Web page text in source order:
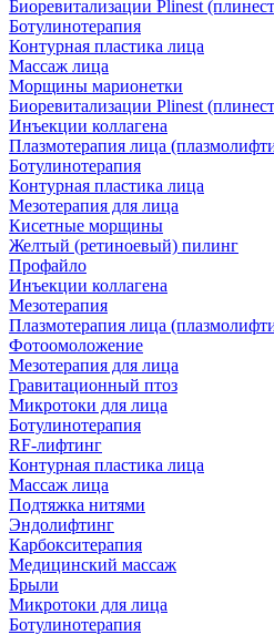
Биоревитализации Plinest
Ботулинотерапия
Контурная пластика лица
Массаж лица
Морщины марионетки
Биоревитализации Plinest
Инъекции коллагена
Плазмотерапия лица
Ботулинотерапия
Контурная пластика лица
Мезотерапия для лица
Кисетные морщины
Желтый (ретиноевый) пилинг
Профайло
Инъекции коллагена
Мезотерапия
Плазмотерапия лица
Фотоомоложение
Мезотерапия для лица
Гравитационный птоз
Микротоки для лица
Ботулинотерапия
RF-лифтинг
Контурная пластика лица
Массаж лица
Подтяжка нитями
Эндолифтинг
Карбокситерапия
Медицинский массаж
Брыли
Микротоки для лица
Ботулинотерапия